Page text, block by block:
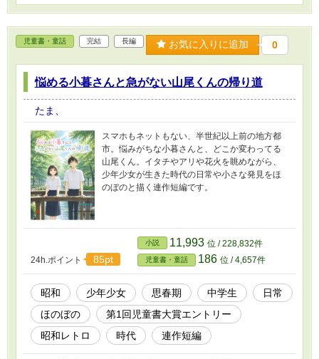
児童書・童話 完結 長編 お気に入りに追加 0
悩める小暮さんと急がない山尾くんの帰り道
たま、
スマホもネットもない、半世紀以上前の地方都
市。悩みがちな小暮さんと、どこか変わってる
山尾くん。イタチやアリや花火を眺めながら、
少年少女が生きた時代の日常や小さな発見をほ
のぼのと描く連作短編です。
24h.ポイント 85pt
小説 11,993 位 / 228,832件
児童書・童話 186 位 / 4,657件
昭和 少年少女 思春期 中学生
日常
ほのぼの
第1回児童書大賞エントリー
昭和レトロ
時代 連作短編